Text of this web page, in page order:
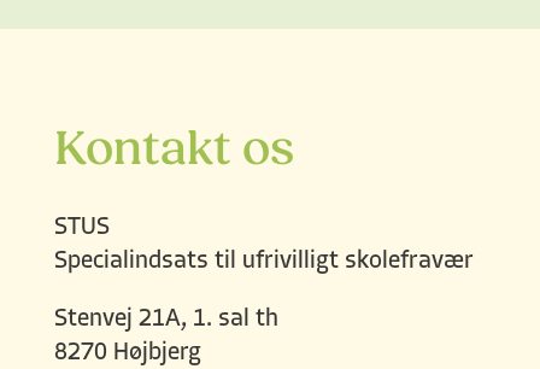
Kontakt os
STUS
Specialindsats til ufrivilligt skolefravær
Stenvej 21A, 1. sal th
8270 Højbjerg